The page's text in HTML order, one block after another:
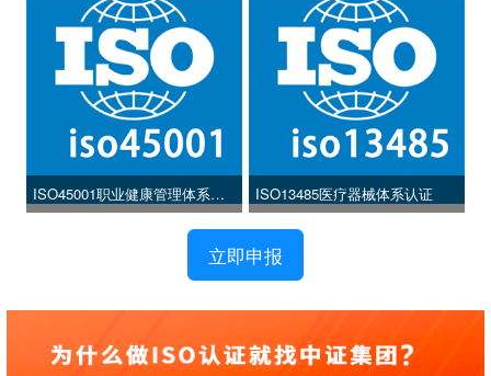
ISO45001职业健康管理体系认
证
ISO13485医疗器械体系认证
立即申报